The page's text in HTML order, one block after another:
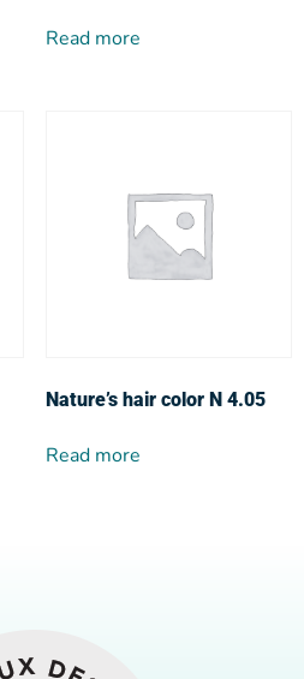
Read more
Nature’s hair color N 4.05
Read more